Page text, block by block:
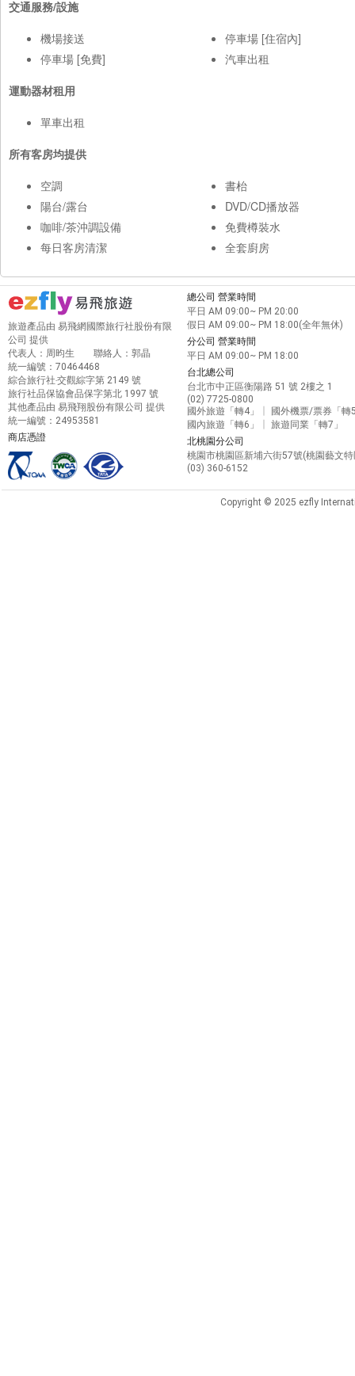
交通服務/設施
機場接送
停車場 [免費]
停車場 [住宿內]
汽車出租
運動器材租用
單車出租
所有客房均提供
空調
陽台/露台
咖啡/茶沖調設備
每日客房清潔
書枱
DVD/CD播放器
免費樽裝水
全套廚房